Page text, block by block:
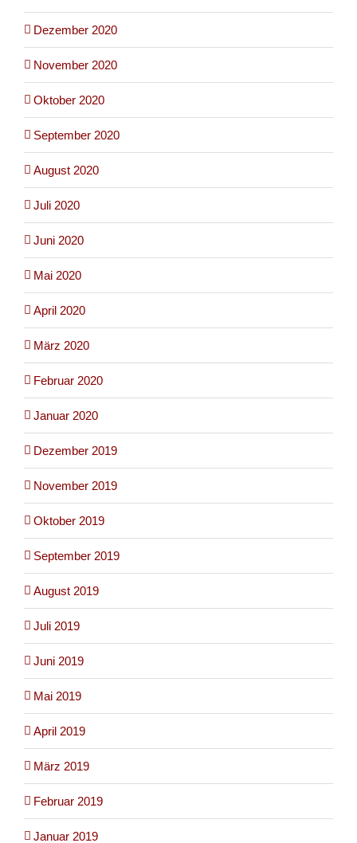
Dezember 2020
November 2020
Oktober 2020
September 2020
August 2020
Juli 2020
Juni 2020
Mai 2020
April 2020
März 2020
Februar 2020
Januar 2020
Dezember 2019
November 2019
Oktober 2019
September 2019
August 2019
Juli 2019
Juni 2019
Mai 2019
April 2019
März 2019
Februar 2019
Januar 2019